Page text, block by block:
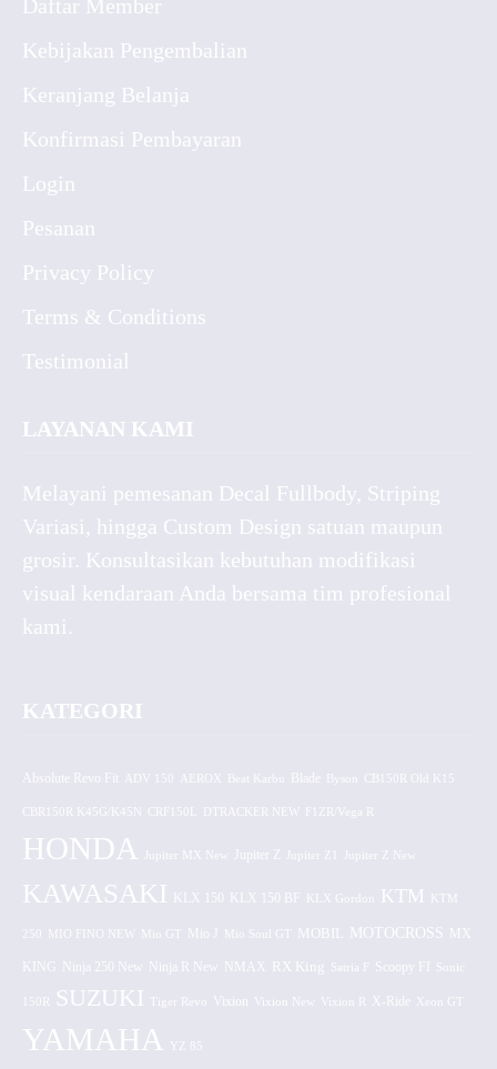
Daftar Member
Kebijakan Pengembalian
Keranjang Belanja
Konfirmasi Pembayaran
Login
Pesanan
Privacy Policy
Terms & Conditions
Testimonial
LAYANAN KAMI
Melayani pemesanan Decal Fullbody, Striping
Variasi, hingga Custom Design satuan maupun
grosir. Konsultasikan kebutuhan modifikasi
visual kendaraan Anda bersama tim profesional
kami.
KATEGORI
Absolute Revo Fit ADV 150 AEROX CB150R Old K15
CBR150R K45G/K45N CRF150L DTRACKER NEW F1ZR/Vega R
HONDA Jupiter MX New Jupiter Z Jupiter Z1 Jupiter Z New
KAWASAKI KLX 150 KLX 150 BF KLX Gordon KTM KTM
250 MIO FINO NEW Mio GT Mio J Mio Soul GT MOBIL MOTOCROSS MX
KING Ninja 250 New Ninja R New NMAX RX King Satria F Scoopy FI Sonic
150R SUZUKI Tiger Revo Vixion Vixion New Vixion R X-Ride Xeon GT
YAMAHA YZ 85